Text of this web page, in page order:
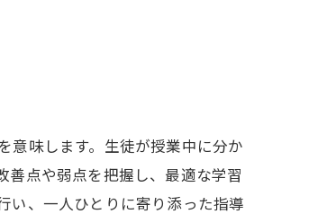
意味します。生徒が授業中に分か
善点や弱点を把握し、最適な学習
い、一人ひとりに寄り添った指導